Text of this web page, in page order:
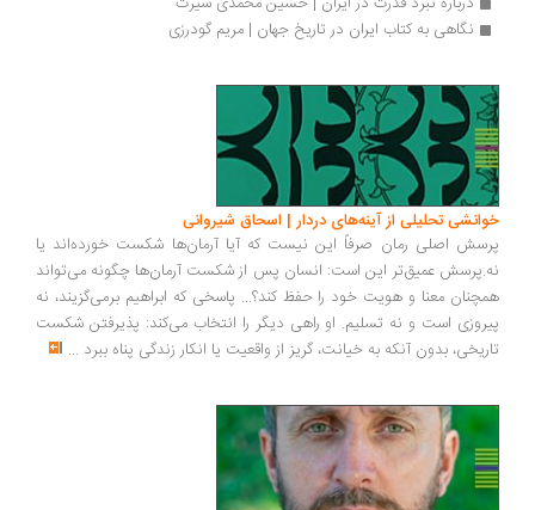
نگاهی به کتاب ایران در تاریخ جهان | مریم گودرزی
تحلیلی از آینه‌های دردار | اسحاق شیروانی
اصلی رمان صرفاً این نیست که آیا آرمان‌ها شکست خورده‌اند یا
عمیق‌تر این است: انسان پس از شکست آرمان‌ها چگونه می‌تواند
معنا و هویت خود را حفظ کند؟... پاسخی که ابراهیم برمی‌گزیند، نه
است و نه تسلیم. او راهی دیگر را انتخاب می‌کند: پذیرفتن شکست
بدون آنکه به خیانت، گریز از واقعیت یا انکار زندگی پناه ببرد...